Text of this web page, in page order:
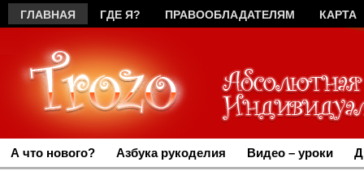
ГЛАВНАЯ ГДЕ Я? ПРАВООБЛАДАТЕЛЯМ КАРТА
А что нового? Азбука рукоделия Видео – уроки